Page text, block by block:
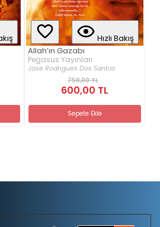
Hızlı Bakış
Allah’ın Gazabı
Pegasus Yayınları
Jose Rodrigues Dos Santos
750,00 TL
600,00 TL
Sepete Ekle